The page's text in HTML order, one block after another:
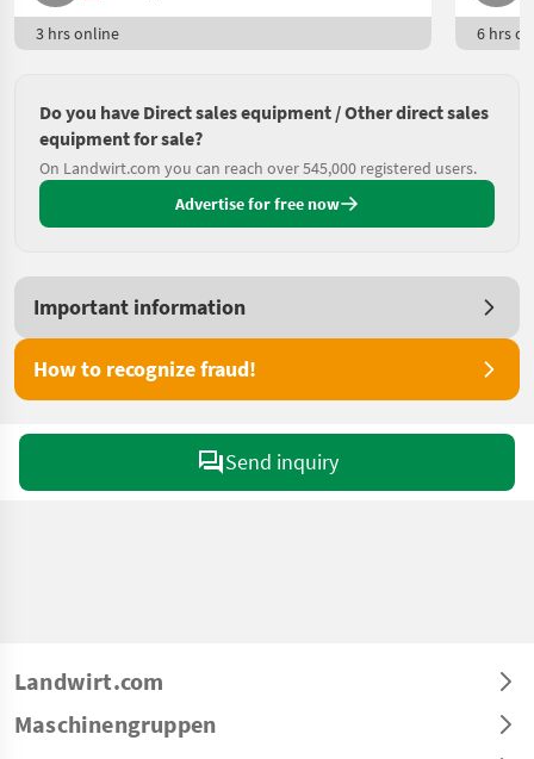
3 hrs online 6 hrs
Do you have Direct sales equipment / Other direct sales
equipment for sale?
On Landwirt.com you can reach over 545,000 registered users.
Advertise for free now
Important information
How to recognize fraud!
Send inquiry
Landwirt.com
Maschinengruppen